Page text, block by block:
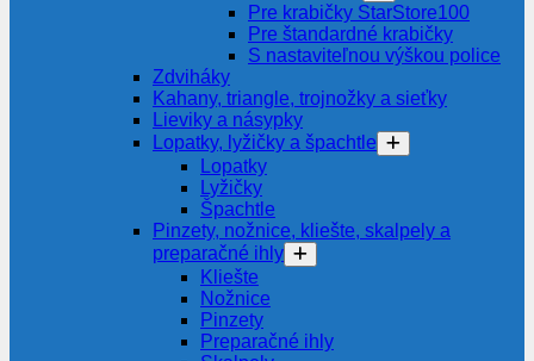
Pre krabičky StarStore100
Pre štandardné krabičky
S nastaviteľnou výškou police
Zdviháky
Kahany, triangle, trojnožky a sieťky
Lieviky a násypky
Lopatky, lyžičky a špachtle
Lopatky
Lyžičky
Špachtle
Pinzety, nožnice, kliešte, skalpely a
preparačné ihly
Kliešte
Nožnice
Pinzety
Preparačné ihly